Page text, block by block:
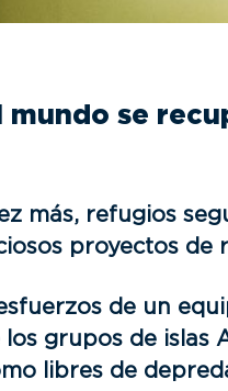
mundo se
más, refugios
proyectos
de un
grupos de islas
libres de